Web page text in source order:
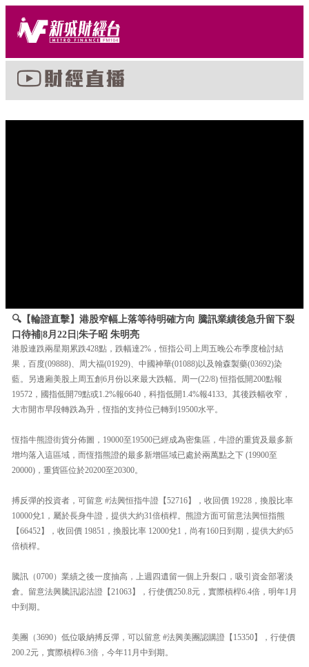
🔍【輪證直擊】港股窄幅上落等待明確方向 騰訊業績後急升留下裂
口待補|8月22日|朱子昭 朱明亮
港股連跌兩星期累跌428點，跌幅達2%，恒指公司上周五晚公布季度檢討結
果，百度(09888)、周大福(01929)、中國神華(01088)以及翰森製藥(03692)染
藍。另邊廂美股上周五創6月份以來最大跌幅。周一(22/8) 恒指低開200點報
19572，國指低開79點或1.2%報6640，科指低開1.4%報4133。其後跌幅收窄，
大市開市早段轉跌為升，恆指的支持位已轉到19500水平。
恆指牛熊證街貨分佈圖，19000至19500已經成為密集區，牛證的重貨及最多新
增均落入這區域，而恆指熊證的最多新增區域已處於兩萬點之下 (19900至
20000)，重貨區位於20200至20300。
搏反彈的投資者，可留意 #法興恒指牛證【52716】，收回價 19228，換股比率
10000兌1，屬於長身牛證，提供大約31倍槓桿。熊證方面可留意法興恒指熊
【66452】，收回價 19851，換股比率 12000兌1，尚有160日到期，提供大約65
倍槓桿。
騰訊（0700）業績之後一度抽高，上週四遺留一個上升裂口，吸引資金部署淡
倉。留意法興騰訊認沽證【21063】，行使價250.8元，實際槓桿6.4倍，明年1月
中到期。
美團（3690）低位吸納搏反彈，可以留意 #法興美團認購證【15350】，行使價
200.2元，實際槓桿6.3倍，今年11月中到期。